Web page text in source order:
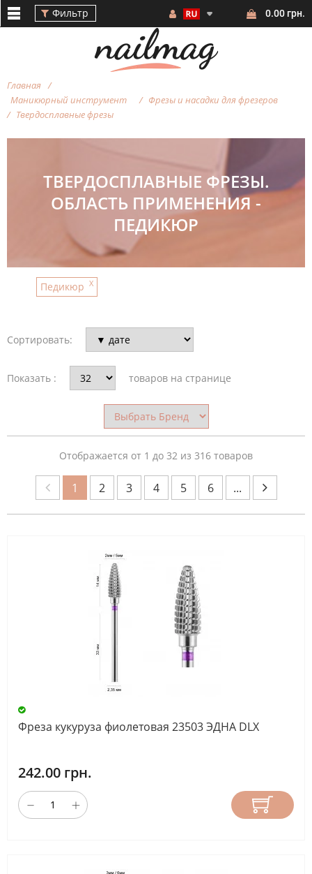
Фильтр 0.00 грн.
Главная
Маникюрный инструмент
Фрезы и насадки для фрезеров
Твердосплавные фрезы
АБРАЗИВНОСТЬ
НАЗНАЧЕНИЕ
ФРЕЗЫ
БРЕНД
СТРАНА
ПРОИЗВОДИТЕЛЬ
ПРИМЕНЕНИЯ
ДЛИНА
(ММ)
ТВЕРДОСПЛАВНЫЕ ФРЕЗЫ.
ОБЛАСТЬ ПРИМЕНЕНИЯ -
ПЕДИКЮР
Педикюр X
Сортировать:
Показать : товаров на странице
Отображается от 1 до 32 из 316 товаров
1 2 3 4 5 6 ...
Фреза кукуруза фиолетовая 23503 ЭДНА DLX
242.00 грн.